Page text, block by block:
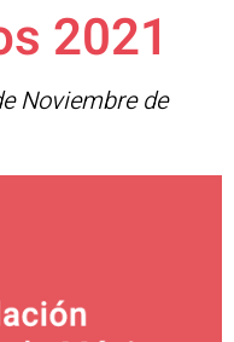
2021
Noviembre de